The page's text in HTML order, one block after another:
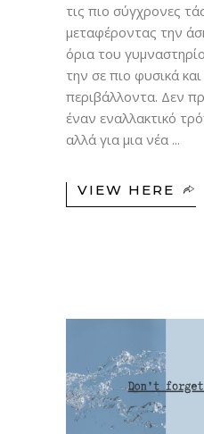
τις πιο σύγχρονες
μεταφέροντας την
όρια του
την σε πιο φυσικά
περιβάλλοντα. Δεν
έναν εναλλακτικό
αλλά για μια νέα
VIEW HERE